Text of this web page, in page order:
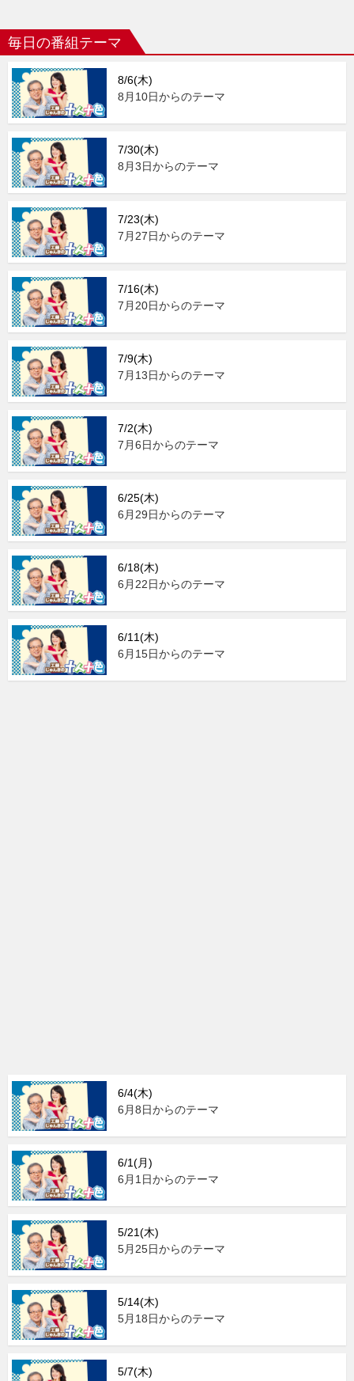
毎日の番組テーマ
8/6(木)
8月10日からのテーマ
7/30(木)
8月3日からのテーマ
7/23(木)
7月27日からのテーマ
7/16(木)
7月20日からのテーマ
7/9(木)
7月13日からのテーマ
7/2(木)
7月6日からのテーマ
6/25(木)
6月29日からのテーマ
6/18(木)
6月22日からのテーマ
6/11(木)
6月15日からのテーマ
6/4(木)
6月8日からのテーマ
6/1(月)
6月1日からのテーマ
5/21(木)
5月25日からのテーマ
5/14(木)
5月18日からのテーマ
5/7(木)